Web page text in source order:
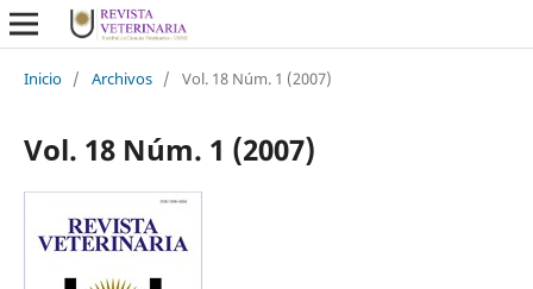
Inicio / Archivos / Vol. 18 Núm. 1 (2007)
Vol. 18 Núm. 1 (2007)